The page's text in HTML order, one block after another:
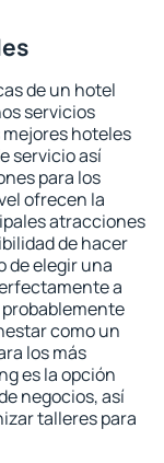
de un hotel
servicios
hoteles
servicio así
para los
ofrecen la
atracciones
de hacer
de elegir una
a
como un
los más
es la opción
negocios, así
talleres para